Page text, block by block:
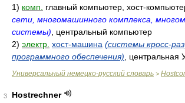
1) комп. главный компьютер, хост-
сети, многомашинного комплекса,
системы) , центральный компьютер
2) электр. хост-машина (системы кросс-
программного обеспечения) , центральная
Универсальный немецко-русский словарь >
3
Hostrechner